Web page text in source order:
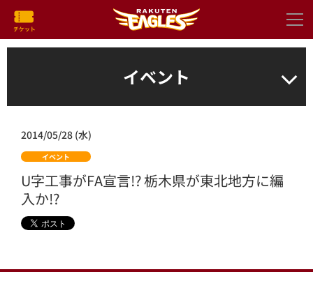
イベント
2014/05/28 (水)
イベント
U字工事がFA宣言!? 栃木県が東北地方に編
入か!?